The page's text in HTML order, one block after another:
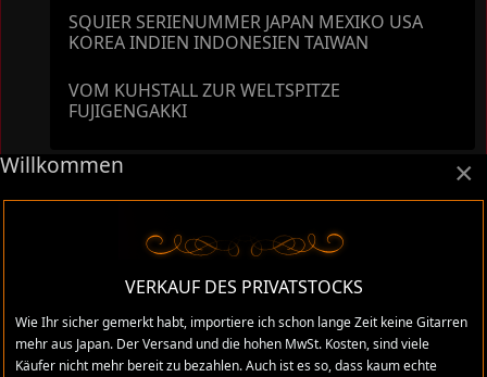
SQUIER SERIENUMMER JAPAN MEXIKO USA
KOREA INDIEN INDONESIEN TAIWAN
VOM KUHSTALL ZUR WELTSPITZE
FUJIGENGAKKI
Stratomaniac.com ist eine private Website und steht in keiner
CORPORATION oder Das Bildmaterial und die Texte unterliegen dem
Urheberrecht. © bywww.stratomaniac.com2011. CMS E-Commerce by
pctechnik.ch
×
Willkommen
VERKAUF DES PRIVATSTOCKS
Wie Ihr sicher gemerkt habt, importiere ich schon lange Zeit keine Gitarren
mehr aus Japan. Der Versand und die hohen MwSt. Kosten, sind viele
Käufer nicht mehr bereit zu bezahlen. Auch ist es so, dass kaum echte